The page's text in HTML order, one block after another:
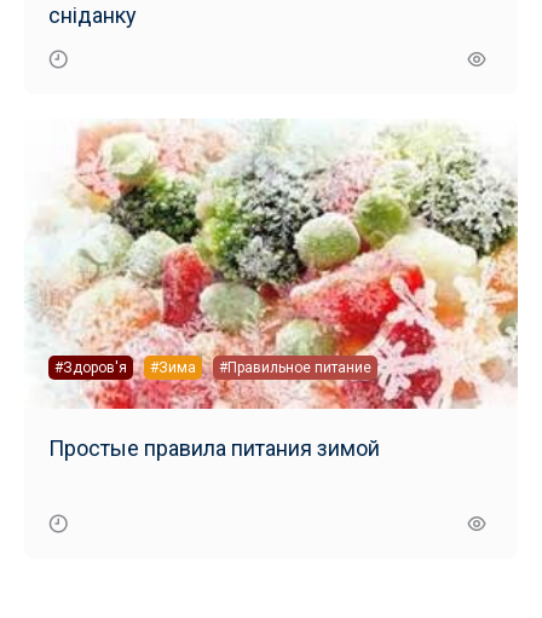
сніданку
#Здоров'я #Зима #Правильное питание
Простые правила питания зимой